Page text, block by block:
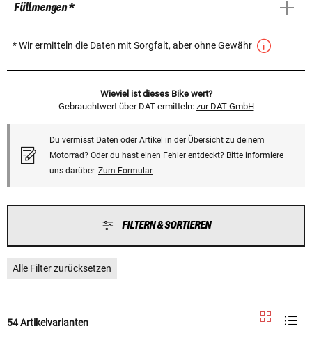
Füllmengen *
* Wir ermitteln die Daten mit Sorgfalt, aber ohne Gewähr
Wieviel ist dieses Bike wert?
Gebrauchtwert über DAT ermitteln: zur DAT GmbH
Du vermisst Daten oder Artikel in der Übersicht zu deinem
Motorrad? Oder du hast einen Fehler entdeckt? Bitte informiere
uns darüber. Zum Formular
FILTERN & SORTIEREN
Alle Filter zurücksetzen
54 Artikelvarianten